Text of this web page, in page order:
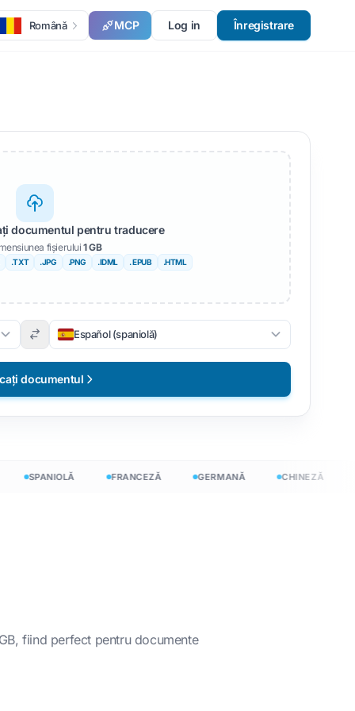
Română MCP Log in Înregistrare
documentul pentru traducere
fișierului1 GB
.TXT .JPG .PNG .IDML . EPUB .HTML
Español (spaniolă)
documentul
SPANIOLĂ FRANCEZĂ GERMANĂ CHINEZĂ
fiind perfect pentru documente